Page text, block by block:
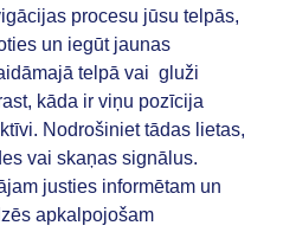
procesu jūsu telpās,
un iegūt jaunas
telpā vai gluži
kāda ir viņu pozīcija
Nodrošiniet tādas lietas,
vai skaņas signālus.
justies informētam un
apkalpojošam